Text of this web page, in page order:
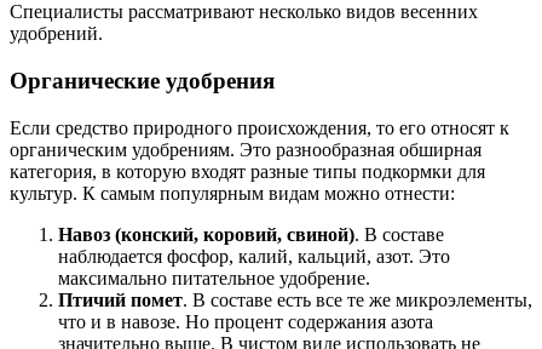
Специалисты рассматривают несколько видов весенних
удобрений.
Органические удобрения
Если средство природного происхождения, то его относят к
органическим удобрениям. Это разнообразная обширная
категория, в которую входят разные типы подкормки для
культур. К самым популярным видам можно отнести:
Навоз (конский, коровий, свиной). В составе
наблюдается фосфор, калий, кальций, азот. Это
максимально питательное удобрение.
Птичий помет. В составе есть все те же микроэлементы,
что и в навозе. Но процент содержания азота
значительно выше. В чистом виде использовать не